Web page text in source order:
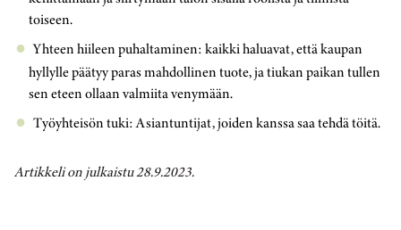
toiseen.
Yhteen hiileen puhaltaminen: kaikki haluavat, että kaupan
hyllylle päätyy paras mahdollinen tuote, ja tiukan paikan tullen
sen eteen ollaan valmiita venymään.
Työyhteisön tuki: Asiantuntijat, joiden kanssa saa tehdä töitä.
Artikkeli on julkaistu 28.9.2023.